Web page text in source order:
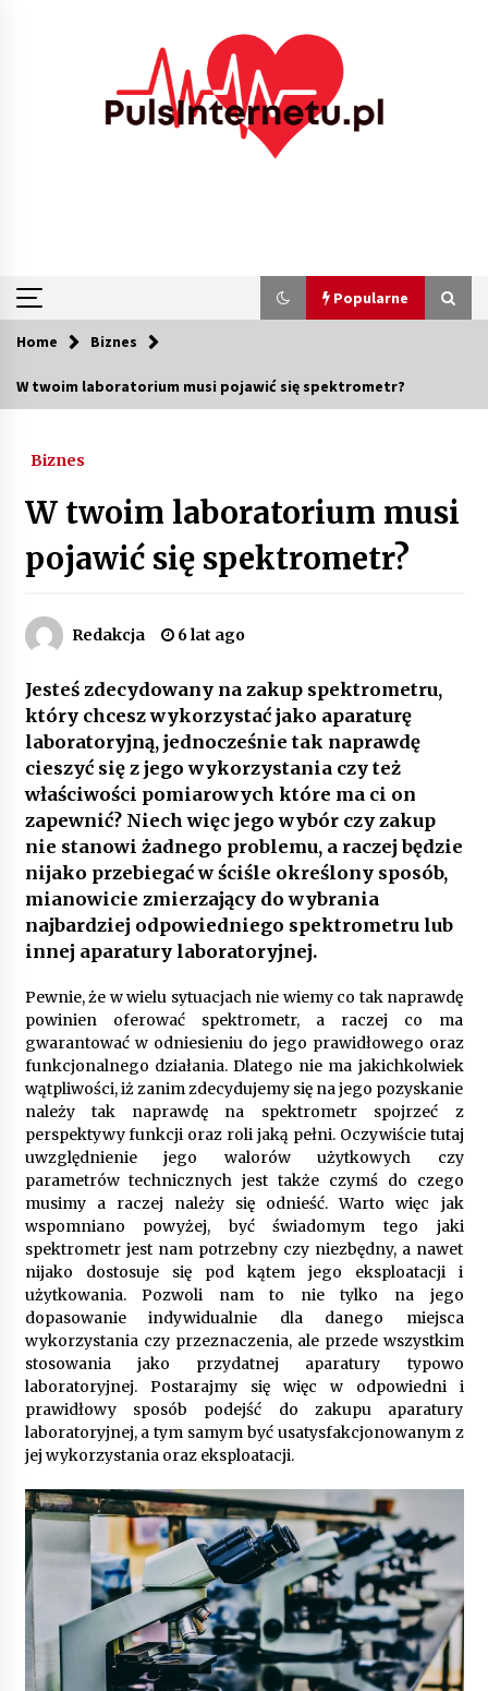
Popularne
Popularne
Poczucie bezpieczeństwa a jasne zasady pracy.
4 miesiące ago
zamontować radio 2DIN i uchwyty na kubki
4 miesiące ago
Piece do pizzy – jak wybrać między piecem na
drewno, gaz i prąd
8 miesięcy ago
Oferta z pojazdami wyposażonymi w kontenery
– nowoczesne rozwiązanie dla logistyki
9 miesięcy ago
Filtrowanie chłodziwa w procesach obróbki
skrawaniem – wpływ na żywotność narzędzi i
jakość detali
Automatyzacja zbierania informacji zwrotnych
– oszczędność czasu dzięki recom system
9 miesięcy ago
Startpolish w praktyce – jak szybko przyswajać
nowy język?
10 miesięcy ago
Zakopane: apartament z basenem dla
wymagających
10 miesięcy ago
Jak wybrać idealny stół do jadalni? poradnik
zakupowy
11 miesięcy ago
Nowoczesne rozwiązania opakowaniowe
dopasowane do potrzeb różnych branż
12 miesięcy ago
Gruntowa czy powietrzna pompa ciepła – co
wybrać do ogrzewania domu?
1 rok ago
Home Biznes
W twoim laboratorium musi pojawić się spektrometr?
Biznes
W twoim laboratorium musi
pojawić się spektrometr?
Redakcja 6 lat ago
Jesteś zdecydowany na zakup spektrometru,
który chcesz wykorzystać jako aparaturę
laboratoryjną, jednocześnie tak naprawdę
cieszyć się z jego wykorzystania czy też
właściwości pomiarowych które ma ci on
zapewnić? Niech więc jego wybór czy zakup
nie stanowi żadnego problemu, a raczej będzie
nijako przebiegać w ściśle określony sposób,
mianowicie zmierzający do wybrania
najbardziej odpowiedniego spektrometru lub
innej aparatury laboratoryjnej.
Pewnie, że w wielu sytuacjach nie wiemy co tak naprawdę
powinien oferować spektrometr, a raczej co ma
gwarantować w odniesieniu do jego prawidłowego oraz
funkcjonalnego działania. Dlatego nie ma jakichkolwiek
wątpliwości, iż zanim zdecydujemy się na jego pozyskanie
należy tak naprawdę na spektrometr spojrzeć z
perspektywy funkcji oraz roli jaką pełni. Oczywiście tutaj
uwzględnienie jego walorów użytkowych czy
parametrów technicznych jest także czymś do czego
musimy a raczej należy się odnieść. Warto więc jak
wspomniano powyżej, być świadomym tego jaki
spektrometr jest nam potrzebny czy niezbędny, a nawet
nijako dostosuje się pod kątem jego eksploatacji i
użytkowania. Pozwoli nam to nie tylko na jego
dopasowanie indywidualnie dla danego miejsca
wykorzystania czy przeznaczenia, ale przede wszystkim
stosowania jako przydatnej aparatury typowo
laboratoryjnej. Postarajmy się więc w odpowiedni i
prawidłowy sposób podejść do zakupu aparatury
laboratoryjnej, a tym samym być usatysfakcjonowanym z
jej wykorzystania oraz eksploatacji.